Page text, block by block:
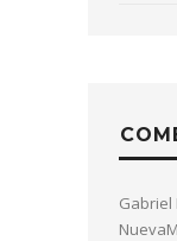
Gabriel